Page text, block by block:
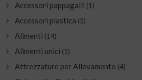
Accessori pappagalli (1)
Accessori plastica (3)
Alimenti (14)
Alimenti unici (1)
Attrezzature per Allevamento (4)